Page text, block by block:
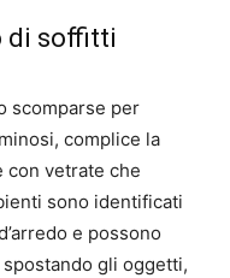
di soffitti
scomparse per
complice la
vetrate che
sono identificati
e possono
gli oggetti,